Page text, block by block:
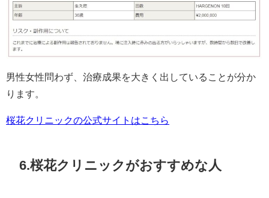
男性女性問わず、治療成果を大きく出していることが分か
ります。
桜花クリニックの公式サイトはこちら
6.桜花クリニックがおすすめな人